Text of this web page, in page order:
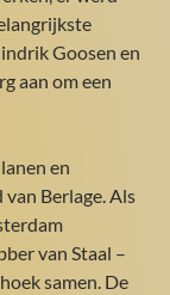
Goosen en
aan om een
en
Berlage. Als
van Staal –
samen. De